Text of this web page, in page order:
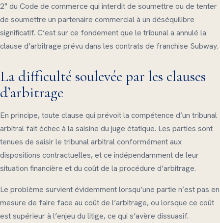
2° du Code de commerce qui interdit de soumettre ou de tenter
de soumettre un partenaire commercial à un déséquilibre
significatif. C’est sur ce fondement que le tribunal a annulé la
clause d’arbitrage prévu dans les contrats de franchise Subway.
La difficulté soulevée par les clauses
d’arbitrage
En principe, toute clause qui prévoit la compétence d’un tribunal
arbitral fait échec à la saisine du juge étatique. Les parties sont
tenues de saisir le tribunal arbitral conformément aux
dispositions contractuelles, et ce indépendamment de leur
situation financière et du coût de la procédure d’arbitrage.
Le problème survient évidemment lorsqu’une partie n’est pas en
mesure de faire face au coût de l’arbitrage, ou lorsque ce coût
est supérieur à l’enjeu du litige, ce qui s’avère dissuasif.